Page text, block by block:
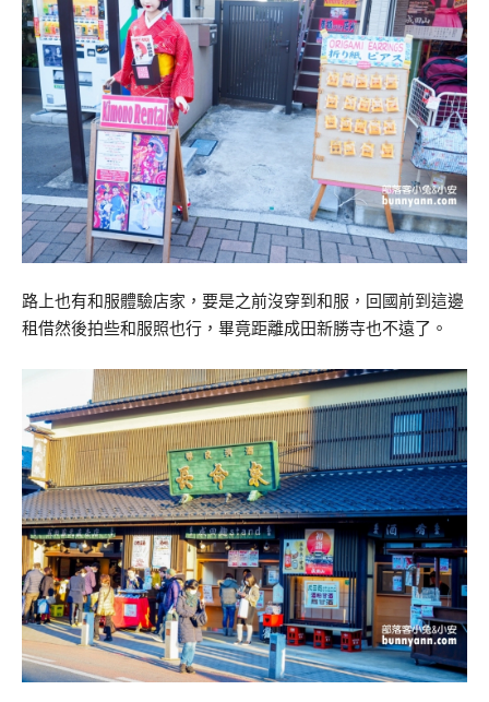
路上也有和服體驗店家，要是之前沒穿到和服，回國前到這邊
租借然後拍些和服照也行，畢竟距離成田新勝寺也不遠了。